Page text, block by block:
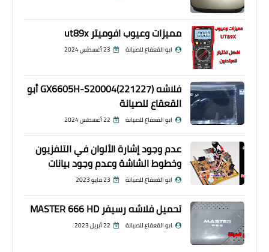
مميزات وعيوب افوميتر ut89x
ابو القعقاع للصيانة 23 أغسطس 2024
فلاشه GX6605H-S20004(221227) أبو
القعقاع للصيانة
ابو القعقاع للصيانة 22 أغسطس 2024
عدم وجود إشارة الألوان في التلفزيون
وخطوط الشاشة وعدم وجود بيانات
ابو القعقاع للصيانة 23 مايو 2023
تحميل فلاشه رسيفر MASTER 666 HD
ابو القعقاع للصيانة 22 أبريل 2023